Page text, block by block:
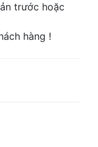
trước hoặc
hàng !